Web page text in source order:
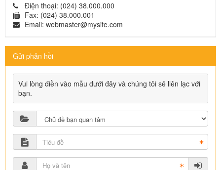
Điện thoại: (024) 38.000.000
Fax: (024) 38.000.001
Email: webmaster@mysite.com
Gửi phản hồi
Vui lòng điền vào mẫu dưới đây và chúng tôi sẽ liên lạc với
bạn.